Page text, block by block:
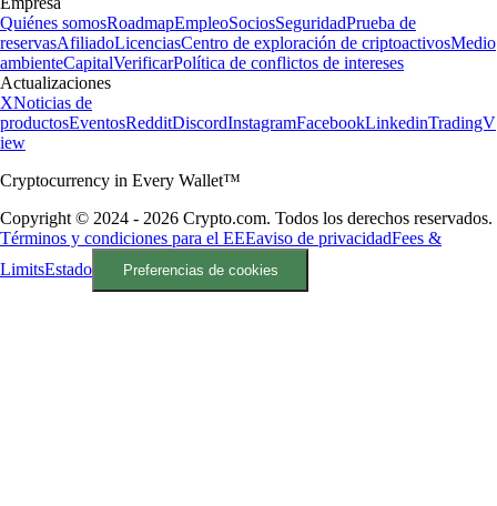
Quiénes somosRoadmapEmpleoSociosSeguridadPrueba de
reservasAfiliadoLicenciasCentro de exploración de criptoactivosMedio
ambienteCapitalVerificarPolítica de conflictos de intereses
Actualizaciones
XNoticias de
productosEventosRedditDiscordInstagramFacebookLinkedinTradingV
iew
Cryptocurrency in Every Wallet™
Copyright © 2024 - 2026 Crypto.com. Todos los derechos reservados.
Términos y condiciones para el EEEaviso de privacidadFees &
LimitsEstado Preferencias de cookies